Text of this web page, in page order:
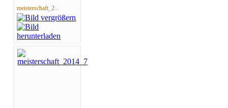
meisterschaft_2...